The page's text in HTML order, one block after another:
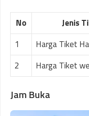
No Jenis
1
Harga Tiket
2
Harga Tiket
Jam Buka